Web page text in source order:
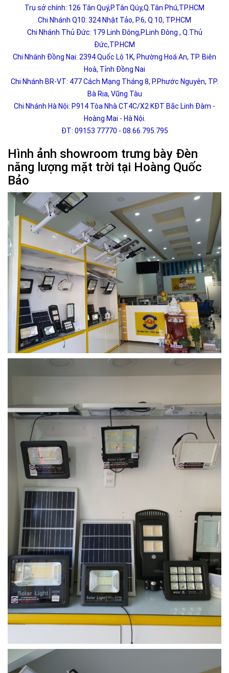
Trụ sở chính: 126 Tân Quý,P.Tân Qúy,Q.Tân Phú,TP.HCM
Chi Nhánh Q10: 324 Nhật Tảo, P.6, Q.10, TP.HCM
Chi Nhánh Thủ Đức: 179 Linh Đông,P.Linh Đông , Q.Thủ
Đức,TP.HCM
Chi Nhánh Đồng Nai: 2394 Quốc Lộ 1K, Phường Hoá An, TP. Biên
Hoà, Tỉnh Đồng Nai
Chi Nhánh BR-VT: 477 Cách Mạng Tháng 8, P.Phước Nguyên, TP.
Bà Rịa, Vũng Tàu
Chi Nhánh Hà Nội: P914 Tòa Nhà CT4C/X2 KĐT Bắc Linh Đàm -
Hoàng Mai - Hà Nội.
ĐT: 09153 77770 - 08.66.795.795
Hình ảnh showroom trưng bày Đèn
năng lượng mặt trời tại Hoàng Quốc
Bảo